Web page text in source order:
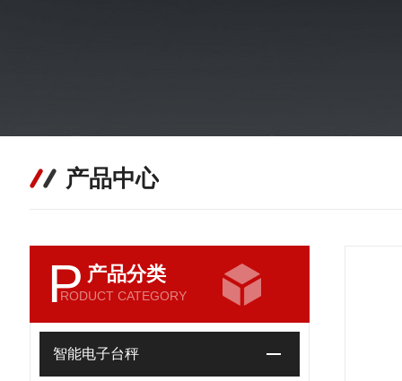
产品中心
P 产品分类
RODUCT CATEGORY
智能电子台秤